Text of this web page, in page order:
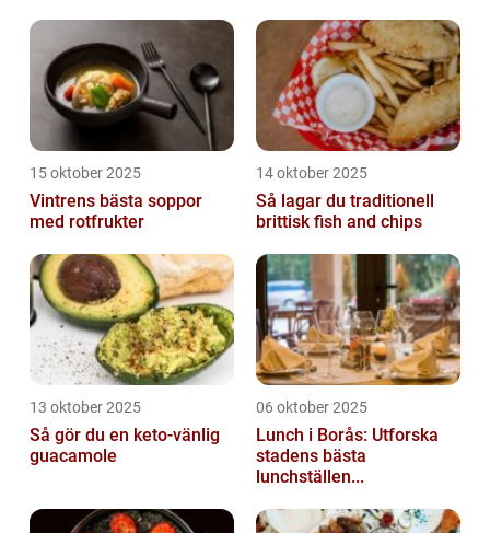
15 oktober 2025
Vintrens bästa soppor
med rotfrukter
14 oktober 2025
Så lagar du traditionell
brittisk fish and chips
13 oktober 2025
Så gör du en keto-vänlig
guacamole
06 oktober 2025
Lunch i Borås: Utforska
stadens bästa
lunchställen...